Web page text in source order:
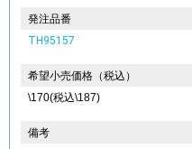
発注品番
TH95157
希望小売価格（税込）
\170(税込\187)
備考